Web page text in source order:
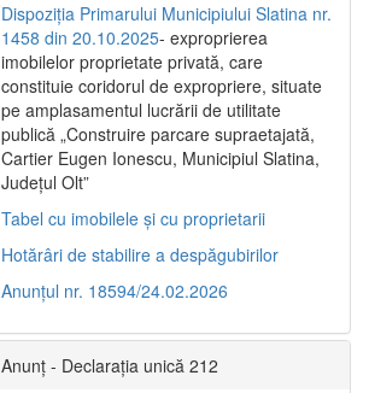
Dispoziția Primarului Municipiului Slatina nr.
1458 din 20.10.2025- exproprierea
imobilelor proprietate privată, care
constituie coridorul de expropriere, situate
pe amplasamentul lucrării de utilitate
publică „Construire parcare supraetajată,
Cartier Eugen Ionescu, Municipiul Slatina,
Județul Olt”
Tabel cu imobilele și cu proprietarii
Hotărâri de stabilire a despăgubirilor
Anunțul nr. 18594/24.02.2026
Anunț - Declarația unică 212